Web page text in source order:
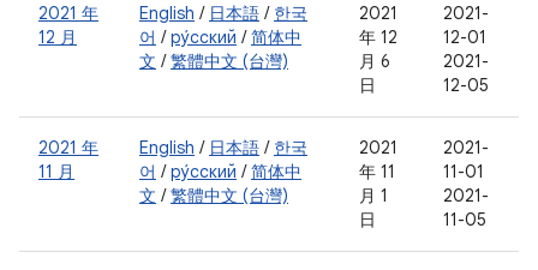
2021 年
12 月
English / 日本語 / 한국
어 /ру́сский /简体中
文 /繁體中文 (台灣)
2021
年 12
月 6
日
2021-
12-01
2021-
12-05
2021 年
11 月
English / 日本語 / 한국
어 /ру́сский /简体中
文 /繁體中文 (台灣)
2021
年 11
月 1
日
2021-
11-01
2021-
11-05